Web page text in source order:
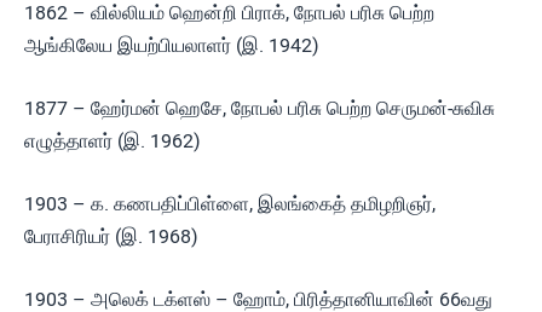
1862 – வில்லியம் ஹென்றி பிராக், நோபல் பரிசு பெற்ற
ஆங்கிலேய இயற்பியலாளர் (இ. 1942)
1877 – ஹேர்மன் ஹெசே, நோபல் பரிசு பெற்ற செருமன்-சுவிசு
எழுத்தாளர் (இ. 1962)
1903 – க. கணபதிப்பிள்ளை, இலங்கைத் தமிழறிஞர்,
பேராசிரியர் (இ. 1968)
1903 – அலெக் டக்ளஸ் – ஹோம், பிரித்தானியாவின் 66வது